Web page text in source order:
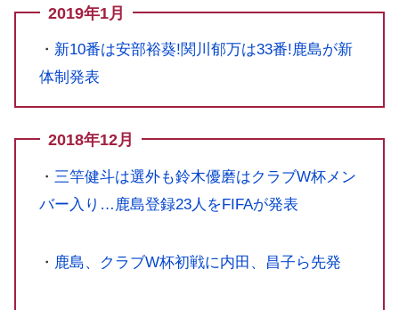
2019年1月
・ 新10番は安部裕葵!関川郁万は33番!鹿島が新
体制発表
2018年12月
・ 三竿健斗は選外も鈴木優磨はクラブW杯メン
バー入り…鹿島登録23人をFIFAが発表
・ 鹿島、クラブW杯初戦に内田、昌子ら先発